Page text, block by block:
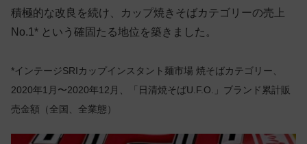
積極的な改良を続け、カップ焼きそばカテゴリーの売上
No.1* という確固たる地位を築きました。
*インテージSRIカップインスタント麺市場 焼そばカテゴリー、
2020年1月〜2020年12月、「日清焼そばU.F.O.」ブランド累計販
売金額（全国、全業態）